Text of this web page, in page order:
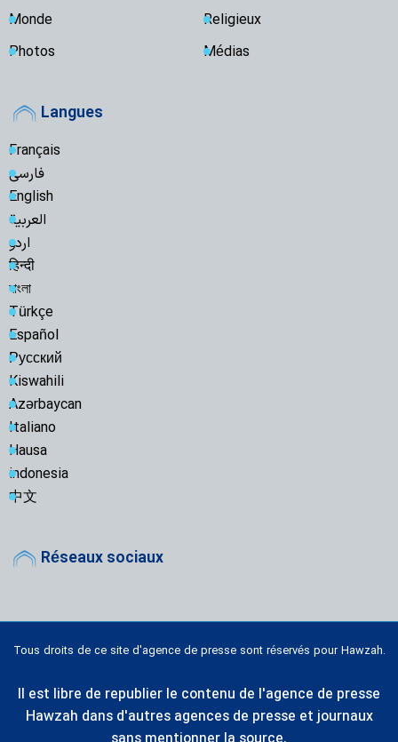
Monde
Religieux
Photos
Médias
Langues
Français
فارسی
English
العربیة
اردو
हिन्दी
বাংলা
Türkçe
Español
Русский
Kiswahili
Azərbaycan
Italiano
Hausa
indonesia
中文
Réseaux sociaux
Tous droits de ce site d'agence de presse sont réservés pour Hawzah.
Il est libre de republier le contenu de l'agence de presse
Hawzah dans d'autres agences de presse et journaux